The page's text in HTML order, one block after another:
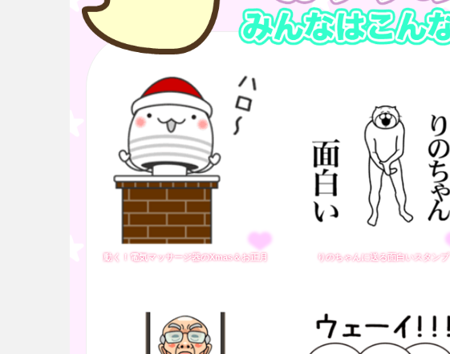
動く！電気マッサージ器のXmas＆お正月 りのちゃんに送る面白いスタンプ